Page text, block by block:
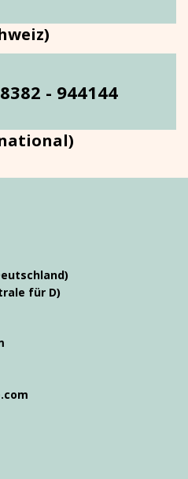
- 944144
für D)